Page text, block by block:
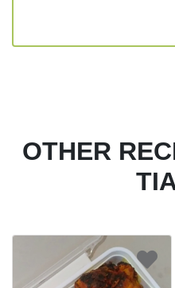
OTHER